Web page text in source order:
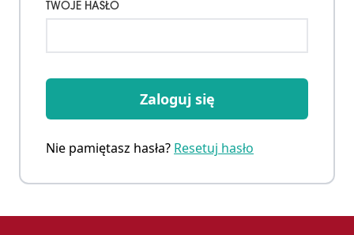
TWOJE HASŁO
Zaloguj się
Nie pamiętasz hasła? Resetuj hasło